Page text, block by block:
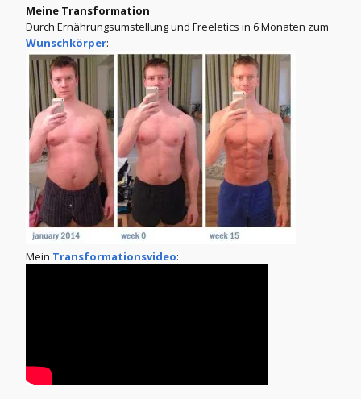
Meine Transformation
Durch Ernährungsumstellung und Freeletics in 6 Monaten zum
Wunschkörper:
Mein Transformationsvideo: